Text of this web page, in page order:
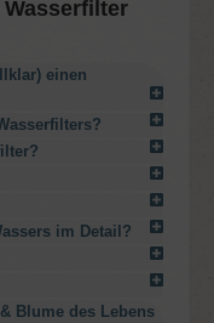
Wasserfilter
einen
im Detail?
Blume des Lebens